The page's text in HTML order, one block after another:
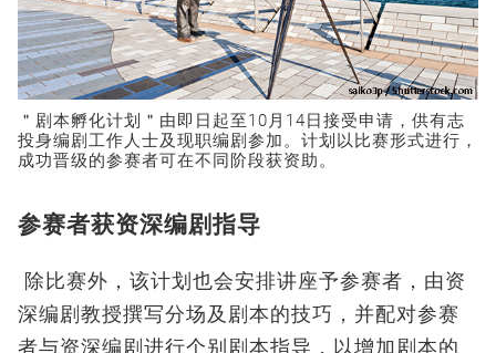
＂剧本孵化计划＂由即日起至10月14日接受申请，供有志
投身编剧工作人士及现职编剧参加。计划以比赛形式进行，
成功晋级的参赛者可在不同阶段获资助。
参赛者获资深编剧指导
除比赛外，该计划也会安排讲座予参赛者，由资
深编剧教授撰写分场及剧本的技巧，并配对参赛
者与资深编剧进行个别剧本指导，以增加剧本的